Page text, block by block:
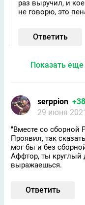
раз выручил, и
не говорю, это
Ответить
Показать
serppion
29 июня
"Вместе со сборной
Проявил, так
мог бы и без
Аффтор, ты круглый
выражаешься.
Ответить